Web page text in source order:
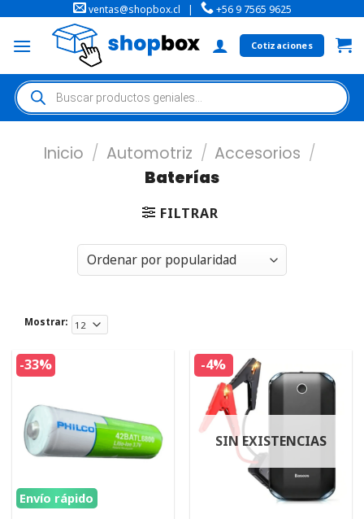
ventas@shopbox.cl | +56 9 7565 9625
Cotizaciones
Inicio / Automotriz / Accesorios /
Baterías
FILTRAR
Mostrar:
-33%
Envío rápido
-4%
SIN EXISTENCIAS